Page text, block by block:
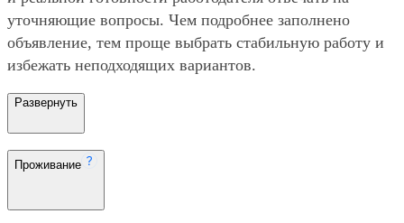
уточняющие вопросы. Чем подробнее заполнено
объявление, тем проще выбрать стабильную работу и
избежать неподходящих вариантов.
Развернуть
Проживание